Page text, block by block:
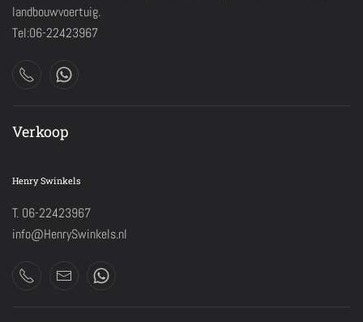
landbouwvoertuig.
Tel:06-22423967
Verkoop
Henry Swinkels
T. 06-22423967
info@HenrySwinkels.nl